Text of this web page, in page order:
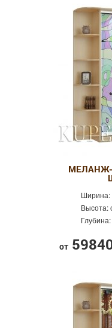
МЕЛАНЖ-
Ширина:
Высота:
Глубина:
от